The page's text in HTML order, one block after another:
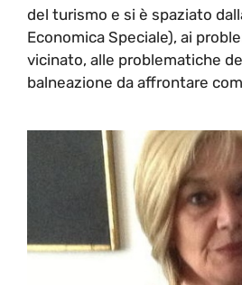
del turismo e si è spaziato
Economica Speciale), ai
vicinato, alle problematiche
balneazione da affrontare